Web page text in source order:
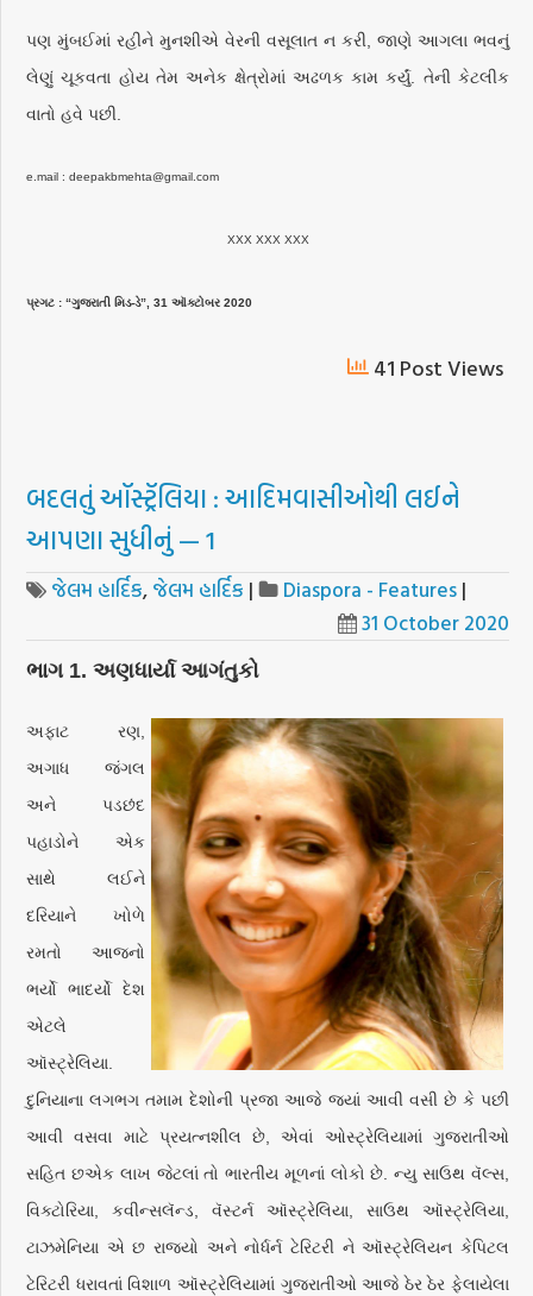
પણ મુંબઈમાં રહીને મુનશીએ વેરની વસૂલાત ન કરી, જાણે આગલા ભવનું
લેણું ચૂકવતા હોય તેમ અનેક ક્ષેત્રોમાં અઢળક કામ કર્યું. તેની કેટલીક
વાતો હવે પછી.
e.mail : deepakbmehta@gmail.com
XXX XXX XXX
પ્રગટ : “ગુજરાતી મિડ-ડે”, 31 ઑક્ટોબર 2020
41 Post Views
બદલતું ઑસ્ટ્રૅલિયા : આદિમવાસીઓથી લઈને
આપણા સુધીનું — 1
જેલમ હાર્દિક, જેલમ હાર્દિક | Diaspora - Features |
31 October 2020
ભાગ 1. અણધાર્યા આગંતુકો
અફાટ રણ,
અગાધ જંગલ
અને પડછંદ
પહાડોને એક
સાથે લઈને
દરિયાને ખોળે
રમતો આજનો
ભર્યો ભાદર્યો દેશ
એટલે
ઑસ્ટ્રેલિયા.
દુનિયાના લગભગ તમામ દેશોની પ્રજા આજે જ્યાં આવી વસી છે કે પછી
આવી વસવા માટે પ્રયત્નશીલ છે, એવાં ઓસ્ટ્રેલિયામાં ગુજરાતીઓ
સહિત છએક લાખ જેટલાં તો ભારતીય મૂળનાં લોકો છે. ન્યુ સાઉથ વૅલ્સ,
વિક્ટોરિયા, કવીન્સલૅન્ડ, વૅસ્ટર્ન ઑસ્ટ્રેલિયા, સાઉથ ઑસ્ટ્રેલિયા,
ટાઝમેનિયા એ છ રાજ્યો અને નોર્ધર્ન ટેરિટરી ને ઑસ્ટ્રેલિયન કેપિટલ
ટેરિટરી ધરાવતાં વિશાળ ઑસ્ટ્રેલિયામાં ગુજરાતીઓ આજે ઠેર ઠેર ફેલાયેલા